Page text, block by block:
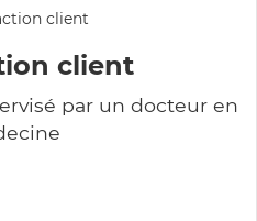
client
par un docteur en